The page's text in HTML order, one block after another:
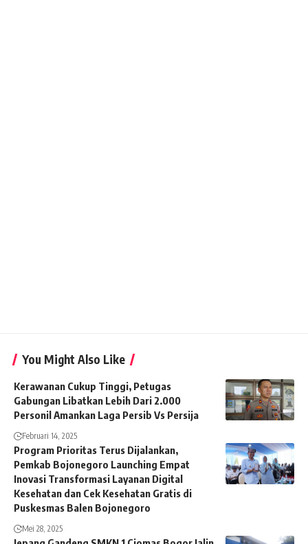
You Might Also Like
Kerawanan Cukup Tinggi, Petugas
Gabungan Libatkan Lebih Dari 2.000
Personil Amankan Laga Persib Vs Persija
Februari 14, 2025
Program Prioritas Terus Dijalankan,
Pemkab Bojonegoro Launching Empat
Inovasi Transformasi Layanan Digital
Kesehatan dan Cek Kesehatan Gratis di
Puskesmas Balen Bojonegoro
Mei 28, 2025